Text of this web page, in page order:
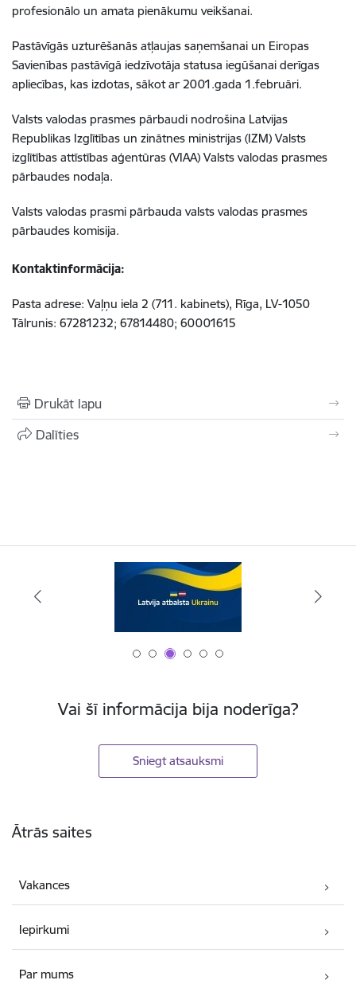
profesionālo un amata pienākumu veikšanai.
Pastāvīgās uzturēšanās atļaujas saņemšanai un Eiropas
Savienības pastāvīgā iedzīvotāja statusa iegūšanai derīgas
apliecības, kas izdotas, sākot ar 2001.gada 1.februāri.
Valsts valodas prasmes pārbaudi nodrošina Latvijas
Republikas Izglītības un zinātnes ministrijas (IZM) Valsts
izglītības attīstības aģentūras (VIAA) Valsts valodas prasmes
pārbaudes nodaļa.
Valsts valodas prasmi pārbauda valsts valodas prasmes
pārbaudes komisija.
Kontaktinformācija:
Pasta adrese: Vaļņu iela 2 (711. kabinets), Rīga, LV-1050
Tālrunis: 67281232; 67814480; 60001615
Drukāt lapu
Dalīties
Vai šī informācija bija noderīga?
Sniegt atsauksmi
Ātrās saites
Vakances
Iepirkumi
Par mums